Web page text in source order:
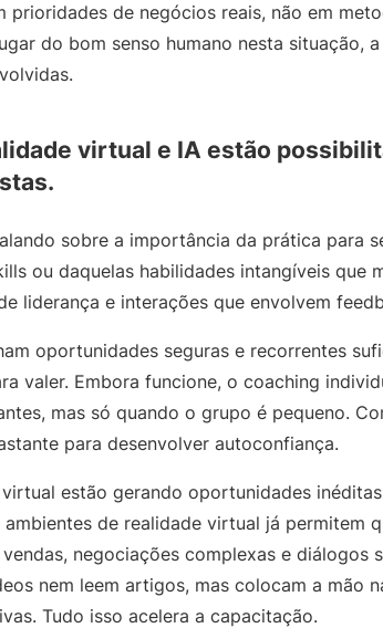
prioridades de negócios reais, não em
do bom senso humano nesta situação,
virtual e IA estão
sobre a importância da prática para
ou daquelas habilidades intangíveis que
liderança e interações que envolvem
oportunidades seguras e recorrentes
valer. Embora funcione, o coaching
mas só quando o grupo é pequeno.
para desenvolver autoconfiança.
estão gerando oportunidades
de realidade virtual já permitem
negociações complexas e diálogos
nem leem artigos, mas colocam a mão
Tudo isso acelera a capacitação.